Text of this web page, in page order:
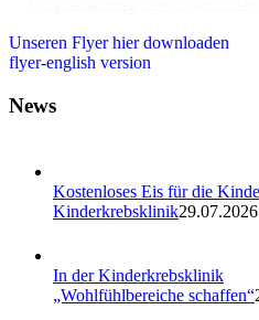
Unseren Flyer hier downloaden
flyer-english version
News
Kostenloses Eis für die
Kinderkrebsklinik
In der Kinderkrebsklinik
„Wohlfühlbereiche schaffen“